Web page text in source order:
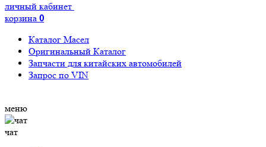
личный кабинет
корзина 0
Каталог Масел
Оригинальный Каталог
Запчасти для китайских автомобилей
Запрос по VIN
меню
чат